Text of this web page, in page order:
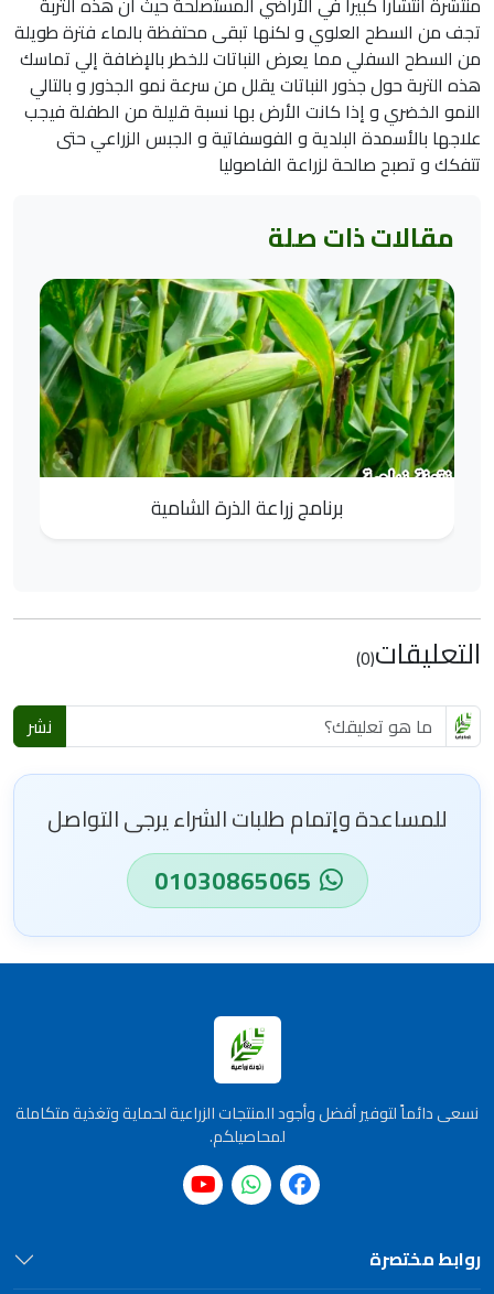
تجف من السطح العلوي و لكنها تبقى محتفظة بالماء فترة طويلة
من السطح السفلي مما يعرض النباتات للخطر بالإضافة إلي تماسك
هذه التربة حول جذور النباتات يقلل من سرعة نمو الجذور و بالتالي
النمو الخضري و إذا كانت الأرض بها نسبة قليلة من الطفلة فيجب
علاجها بالأسمدة البلدية و الفوسفاتية و الجبس الزراعي حتى
تتفكك و تصبح صالحة لزراعة الفاصوليا
مقالات ذات صلة
برنامج زراعة الذرة الشامية
التعليقات(0)
نشر
للمساعدة وإتمام طلبات الشراء يرجى التواصل
01030865065
نسعى دائماً لتوفير أفضل وأجود المنتجات الزراعية لحماية وتغذية متكاملة
لمحاصيلكم.
روابط مختصرة